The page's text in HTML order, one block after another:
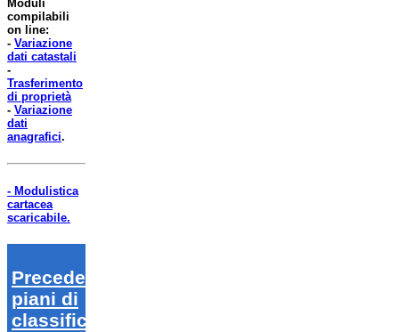
Moduli
compilabili
on line:
- Variazione
dati catastali
-
Trasferimento
di proprietà
- Variazione
dati
anagrafici.
- Modulistica
cartacea
scaricabile.
Precedenti
piani di
classifica